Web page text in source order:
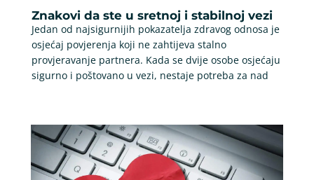
Znakovi da ste u sretnoj i stabilnoj vezi
Jedan od najsigurnijih pokazatelja zdravog odnosa je
osjećaj povjerenja koji ne zahtijeva stalno
provjeravanje partnera. Kada se dvije osobe osjećaju
sigurno i poštovano u vezi, nestaje potreba za nad